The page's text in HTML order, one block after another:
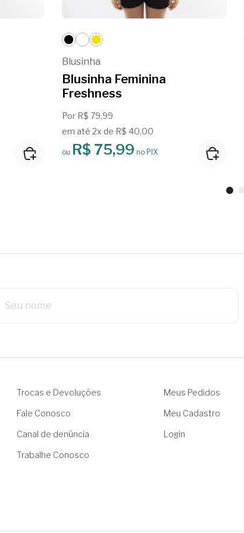
Blusinha
Blusinha Feminina
Freshness
Por R$ 79,99
em até 2x de R$ 40,00
ou R$ 75,99 no PIX
Trocas e Devoluções
Fale Conosco
Canal de denúncia
Trabalhe Conosco
Meus Pedidos
Meu Cadastro
Login